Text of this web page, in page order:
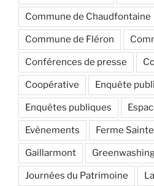
Commune de Chaudfontaine
Commune de Fléron
Conférences de presse
Coopérative Enquête
Enquêtes publiques
Evènements Ferme
Gaillarmont
Journées du Patrimoine